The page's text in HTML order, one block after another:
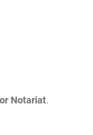
Notariat.